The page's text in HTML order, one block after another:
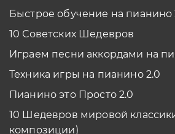
Как проходить задания в
помощью Планшета/
Быстрое обучение на пианино
10 Советских Шедевров
Играем песни аккордами на
Техника игры на пианино 2.0
Пианино это Просто 2.0
10 Шедевров мировой
композиции)